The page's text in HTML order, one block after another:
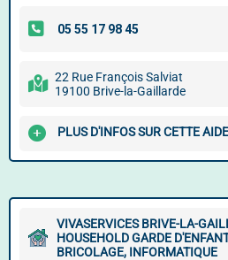
22 Rue François Salviat
19100 Brive-la-Gaillarde
PLUS D'INFOS SUR CETTE
VIVASERVICES BRIVE-LA-
HOUSEHOLD GARDE
BRICOLAGE, INFORMATIQUE